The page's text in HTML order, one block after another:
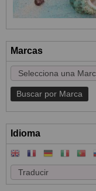
Marcas
Idioma